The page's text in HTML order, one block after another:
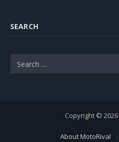
SEARCH
Copyright © 2026
About MotoRival